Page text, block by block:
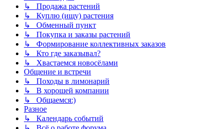
↳ Продажа растений
↳ Куплю (ищу) растения
↳ Обменный пункт
↳ Покупка и заказы растений
↳ Формирование коллективных заказов
↳ Кто где заказывал?
↳ Хвастаемся новосёлами
Общение и встречи
↳ Походы в лимонарий
↳ В хорошей компании
↳ Общаемся:)
Разное
↳ Календарь событий